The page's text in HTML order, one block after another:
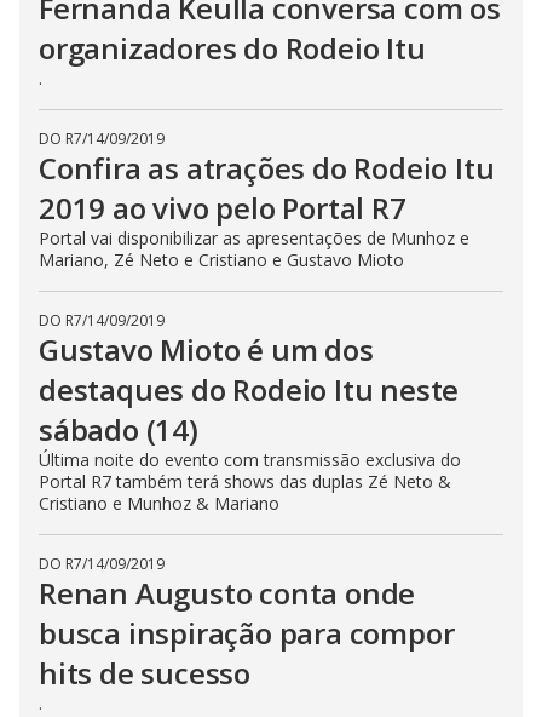
Fernanda Keulla conversa com os
organizadores do Rodeio Itu
.
DO R7/14/09/2019
Confira as atrações do Rodeio Itu
2019 ao vivo pelo Portal R7
Portal vai disponibilizar as apresentações de Munhoz e
Mariano, Zé Neto e Cristiano e Gustavo Mioto
DO R7/14/09/2019
Gustavo Mioto é um dos
destaques do Rodeio Itu neste
sábado (14)
Última noite do evento com transmissão exclusiva do
Portal R7 também terá shows das duplas Zé Neto &
Cristiano e Munhoz & Mariano
DO R7/14/09/2019
Renan Augusto conta onde
busca inspiração para compor
hits de sucesso
.